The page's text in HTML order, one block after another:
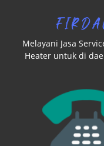
Melayani Jasa
Heater untuk di